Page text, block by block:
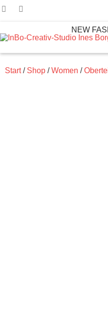
NEW
Start/ Shop /Women /